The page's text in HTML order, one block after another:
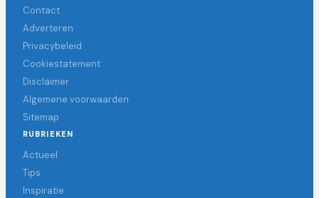
Contact
Adverteren
Privacybeleid
Cookiestatement
Disclaimer
Algemene voorwaarden
Sitemap
RUBRIEKEN
Actueel
Tips
Inspiratie